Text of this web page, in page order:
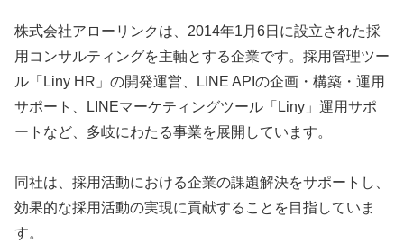
株式会社アローリンクは、2014年1月6日に設立された採
用コンサルティングを主軸とする企業です。採用管理ツー
ル「Liny HR」の開発運営、LINE APIの企画・構築・運用
サポート、LINEマーケティングツール「Liny」運用サポ
ートなど、多岐にわたる事業を展開しています。
同社は、採用活動における企業の課題解決をサポートし、
効果的な採用活動の実現に貢献することを目指していま
す。